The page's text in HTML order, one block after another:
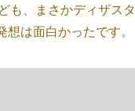
も、まさかディザスタ
は面白かったです。